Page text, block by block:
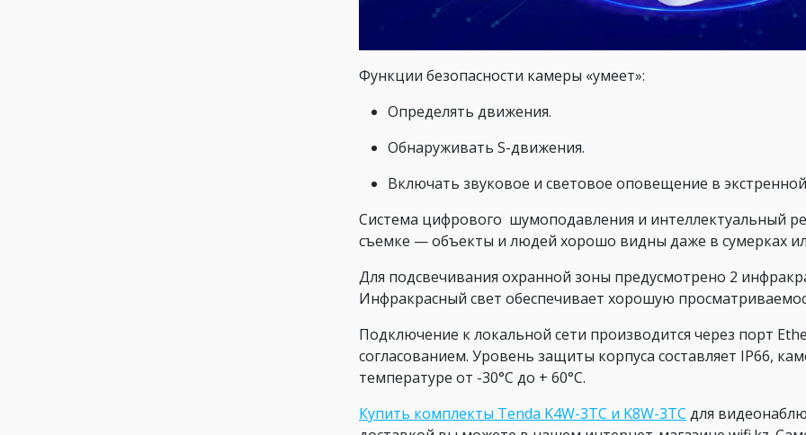
Функции безопасности камеры «умеет»:
Определять движения.
Обнаруживать S-движения.
Включать звуковое и световое оповещение в
Система цифрового шумоподавления и интеллектуальный
съемке — объекты и людей хорошо видны даже в сумерках
Для подсвечивания охранной зоны предусмотрено 2
Инфракрасный свет обеспечивает хорошую
Подключение к локальной сети производится через порт
согласованием. Уровень защиты корпуса составляет IP66,
температуре от -30°C до + 60°C.
Купить комплекты Tenda K4W-3TC и K8W-3TC для